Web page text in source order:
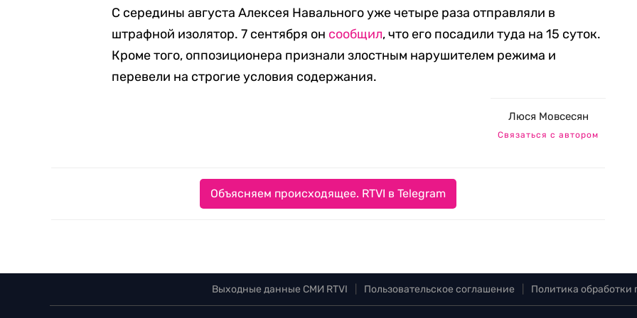
С середины августа Алексея Навального уже четыре раза отправляли в
штрафной изолятор. 7 сентября он сообщил, что его посадили туда на 15 суток.
Кроме того, оппозиционера признали злостным нарушителем режима и
перевели на строгие условия содержания.
Люся Мовсесян
Связаться с автором
Объясняем происходящее. RTVI в Telegram
Выходные данные СМИ RTVI Пользовательское соглашение Политика